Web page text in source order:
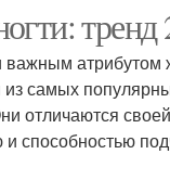
тренд
важным атрибутом
самых
отличаются своей
способностью